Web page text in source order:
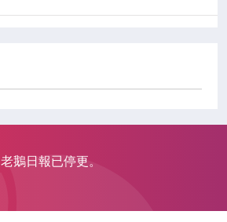
老鵝日報已停更。